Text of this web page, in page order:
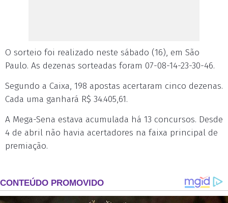
O sorteio foi realizado neste sábado (16), em São
Paulo. As dezenas sorteadas foram 07-08-14-23-30-46.
Segundo a Caixa, 198 apostas acertaram cinco dezenas.
Cada uma ganhará R$ 34.405,61.
A Mega-Sena estava acumulada há 13 concursos. Desde
4 de abril não havia acertadores na faixa principal de
premiação.